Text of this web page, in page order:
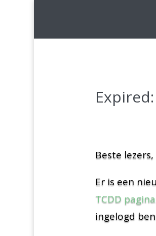
Beste lezers,
Er is een
TCDD pagina
ingelogd